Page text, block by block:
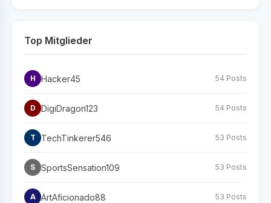
Top Mitglieder
H Hacker45 54 Posts
D DigiDragon123 54 Posts
T TechTinkerer546 53 Posts
S SportsSensation109 53 Posts
A ArtAficionado88 53 Posts